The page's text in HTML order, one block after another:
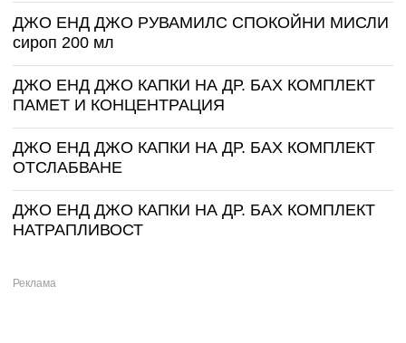
ДЖО ЕНД ДЖО РУВАМИЛС СПОКОЙНИ МИСЛИ
сироп 200 мл
ДЖО ЕНД ДЖО КАПКИ НА ДР. БАХ КОМПЛЕКТ
ПАМЕТ И КОНЦЕНТРАЦИЯ
ДЖО ЕНД ДЖО КАПКИ НА ДР. БАХ КОМПЛЕКТ
ОТСЛАБВАНЕ
ДЖО ЕНД ДЖО КАПКИ НА ДР. БАХ КОМПЛЕКТ
НАТРАПЛИВОСТ